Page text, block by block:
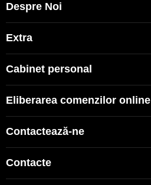
Despre Noi
Extra
Cabinet personal
Eliberarea comenzilor online
Contactează-ne
Contacte